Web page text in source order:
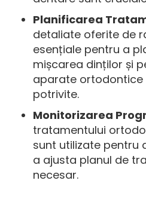
Planificarea
detaliate oferite de
esențiale pentru a
mișcarea dinților și
aparate ortodontice
potrivite.
Monitorizarea
tratamentului
sunt utilizate pentru
a ajusta planul de
necesar.